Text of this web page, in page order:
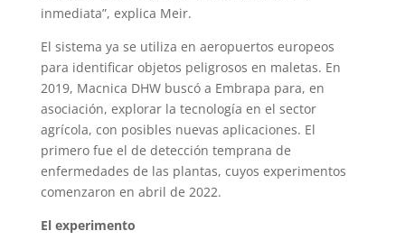
inmediata”, explica Meir.
El sistema ya se utiliza en aeropuertos europeos
para identificar objetos peligrosos en maletas. En
2019, Macnica DHW buscó a Embrapa para, en
asociación, explorar la tecnología en el sector
agrícola, con posibles nuevas aplicaciones. El
primero fue el de detección temprana de
enfermedades de las plantas, cuyos experimentos
comenzaron en abril de 2022.
El experimento